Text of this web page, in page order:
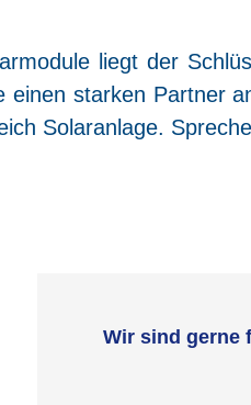
liegt der
einen star­ken Part­ner
Solar­an­la­ge.
Wir sind gerne